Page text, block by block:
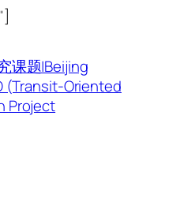
内
容
课题|Beijing
(Transit-Oriented
Project